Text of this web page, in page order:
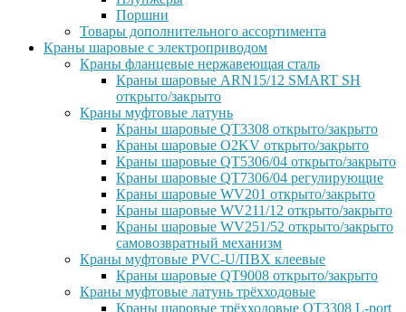
Поршни
Товары дополнительного ассортимента
Краны шаровые с электроприводом
Краны фланцевые нержавеющая сталь
Краны шаровые ARN15/12 SMART SH
открыто/закрыто
Краны муфтовые латунь
Краны шаровые QT3308 открыто/закрыто
Краны шаровые O2KV открыто/закрыто
Краны шаровые QT5306/04 открыто/закрыто
Краны шаровые QT7306/04 регулирующие
Краны шаровые WV201 открыто/закрыто
Краны шаровые WV211/12 открыто/закрыто
Краны шаровые WV251/52 открыто/закрыто
самовозвратный механизм
Краны муфтовые PVC-U/ПВХ клеевые
Краны шаровые QT9008 открыто/закрыто
Краны муфтовые латунь трёхходовые
Краны шаровые трёхходовые QT3308 L-port